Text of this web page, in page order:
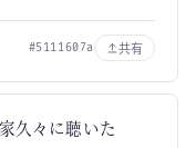
#5111607a 共有
久々に聴いた